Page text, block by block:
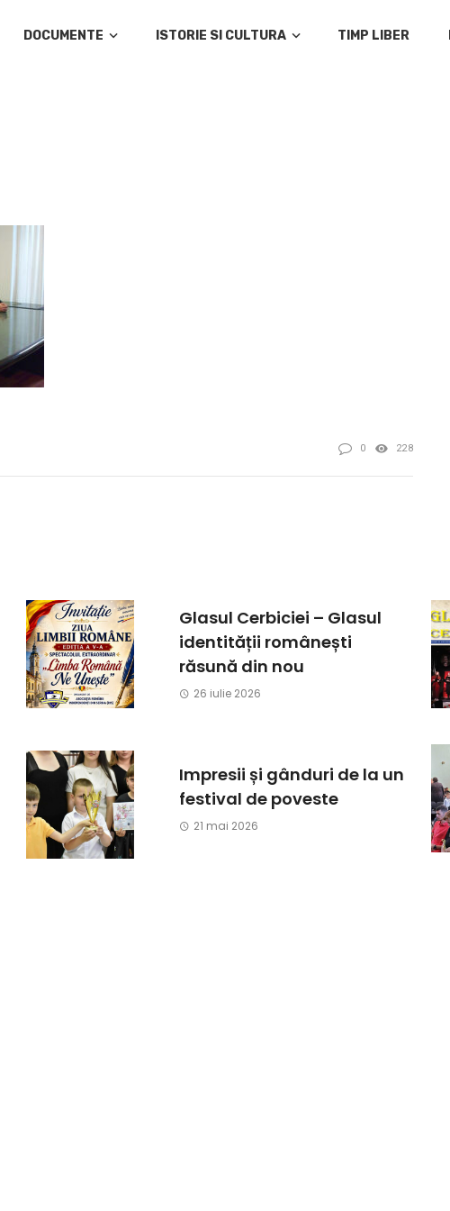
DOCUMENTE ISTORIE SI CULTURA TIMP LIBER
0 228
Glasul Cerbiciei – Glasul
identității românești
răsună din nou
26 iulie 2026
Impresii și gânduri de la un
festival de poveste
21 mai 2026